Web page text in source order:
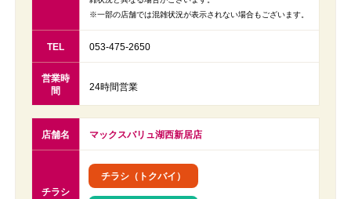
※一部の店舗では混雑状況が表示されない場合もございます。
TEL 053-475-2650
営業時
間
24時間営業
店舗名 マックスバリュ湖西新居店
チラシ
チラシ（トクバイ）